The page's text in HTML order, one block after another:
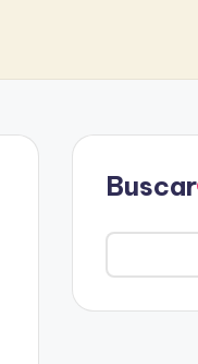
Buscar